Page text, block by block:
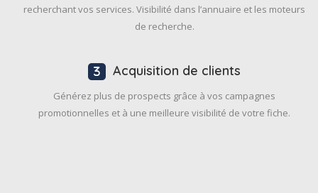
recherchant vos services. Visibilité dans l’annuaire et les moteurs
de recherche.
Acquisition de clients
Générez plus de prospects grâce à vos campagnes
promotionnelles et à une meilleure visibilité de votre fiche.